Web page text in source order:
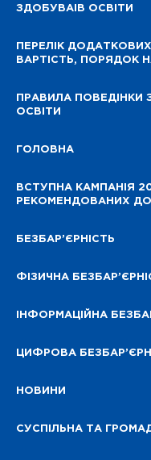
ЗДОБУВАІВ ОСВІТИ
ПЕРЕЛІК
ВАРТІСТЬ, ПОРЯДОК
ПРАВИЛА ПОВЕДІНКИ
ОСВІТИ
ГОЛОВНА
ВСТУПНА КАМПАНІЯ
РЕКОМЕНДОВАНИХ
БЕЗБАР’ЄРНІСТЬ
ФІЗИЧНА
ІНФОРМАЦІЙНА
ЦИФРОВА
НОВИНИ
СУСПІЛЬНА ТА